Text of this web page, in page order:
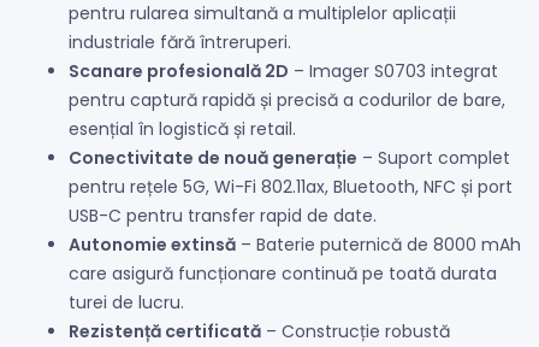
pentru rularea simultană a multiplelor aplicații
industriale fără întreruperi.
Scanare profesională 2D – Imager S0703 integrat
pentru captură rapidă și precisă a codurilor de bare,
esențial în logistică și retail.
Conectivitate de nouă generație – Suport complet
pentru rețele 5G, Wi-Fi 802.11ax, Bluetooth, NFC și port
USB-C pentru transfer rapid de date.
Autonomie extinsă – Baterie puternică de 8000 mAh
care asigură funcționare continuă pe toată durata
turei de lucru.
Rezistență certificată – Construcție robustă